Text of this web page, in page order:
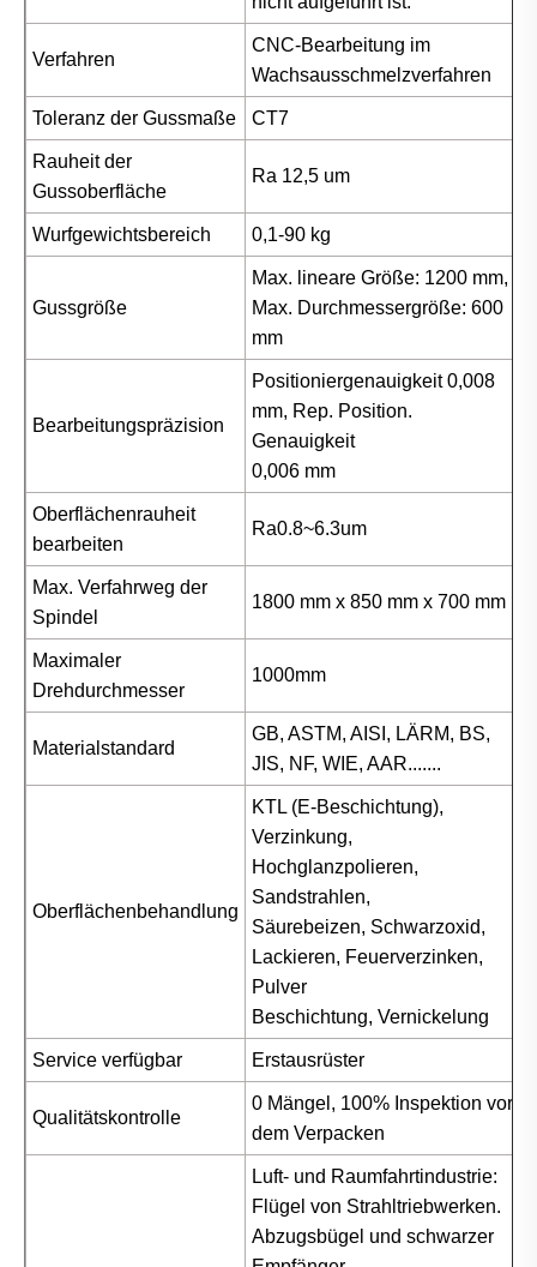
Verfahren
CNC-Bearbeitung im
Wachsausschmelzverfahren
Toleranz der Gussmaße CT7
Rauheit der
Gussoberfläche
Ra 12,5 um
Wurfgewichtsbereich 0,1-90 kg
Gussgröße
Max. lineare Größe: 1200 mm,
Max. Durchmessergröße: 600
mm
Bearbeitungspräzision
Positioniergenauigkeit 0,008
mm, Rep. Position.
Genauigkeit
0,006 mm
Oberflächenrauheit
bearbeiten
Ra0.8~6.3um
Max. Verfahrweg der
Spindel
1800 mm x 850 mm x 700 mm
Maximaler
Drehdurchmesser
1000mm
Materialstandard
GB, ASTM, AISI, LÄRM, BS,
JIS, NF, WIE, AAR.......
Oberflächenbehandlung
KTL (E-Beschichtung),
Verzinkung,
Hochglanzpolieren,
Sandstrahlen,
Säurebeizen, Schwarzoxid,
Lackieren, Feuerverzinken,
Pulver
Beschichtung, Vernickelung
Service verfügbar Erstausrüster
Qualitätskontrolle
0 Mängel, 100% Inspektion vor
dem Verpacken
Luft- und Raumfahrtindustrie:
Flügel von Strahltriebwerken.
Abzugsbügel und schwarzer